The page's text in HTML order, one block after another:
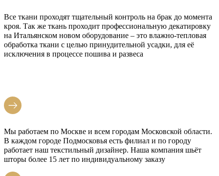
Все ткани проходят тщательный контроль на брак до момента
кроя. Так же ткань проходит профессиональную декатировку
на Итальянском новом оборудование – это влажно-тепловая
обработка ткани с целью принудительной усадки, для её
исключения в процессе пошива и развеса
Мы работаем по Москве и всем городам Московской области.
В каждом городе Подмосковья есть филиал и по городу
работает наш текстильный дизайнер. Наша компания шьёт
шторы более 15 лет по индивидуальному заказу